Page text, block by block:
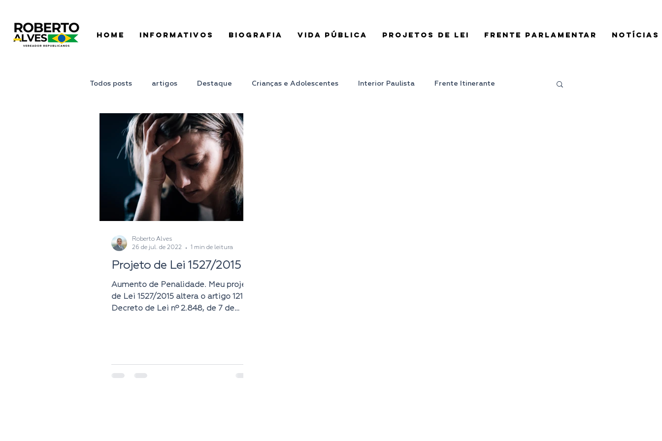
HOME INFORMATIVOS BIOGRAFIA VIDA PÚBLICA PROJETOS DE LEI FRENTE PARLAMENTAR NOTÍCIAS
Todos posts artigos Destaque Crianças e Adolescentes Interior Paulista Frente Itinerante
Juntos Podemos Ponto de Vista
Pronunciamento Roberto Alves
Projeto de Lei 1527/2015
Aumento de Penalidade. Meu projeto
de Lei 1527/2015 altera o artigo 121 do
Decreto de Lei nº 2.848, de 7 de
Roberto Alves
26 de jul. de 2022
1 min de leitura